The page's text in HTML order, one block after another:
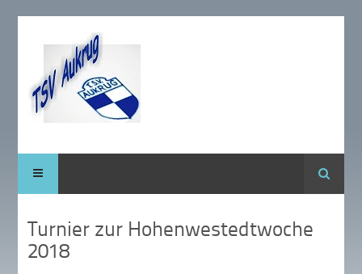
Suche
Turnier zur Hohenwestedtwoche
2018